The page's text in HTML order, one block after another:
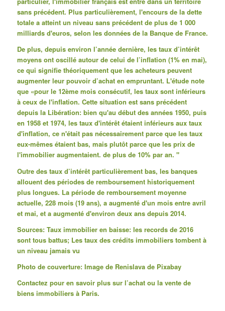
sans précédent. Plus particulièrement, l'encours de la dette
totale a atteint un niveau sans précédent de plus de 1 000
milliards d'euros, selon les données de la Banque de France.
De plus, depuis environ l’année dernière, les taux d’intérêt
moyens ont oscillé autour de celui de l’inflation (1% en mai),
ce qui signifie théoriquement que les acheteurs peuvent
augmenter leur pouvoir d’achat en empruntant. L'étude note
que «pour le 12ème mois consécutif, les taux sont inférieurs
à ceux de l'inflation. Cette situation est sans précédent
depuis la Libération: bien qu'au début des années 1950, puis
en 1958 et 1974, les taux d'intérêt étaient inférieurs aux taux
d'inflation, ce n'était pas nécessairement parce que les taux
eux-mêmes étaient bas, mais plutôt parce que les prix de
l'immobilier augmentaient. de plus de 10% par an. "
Outre des taux d’intérêt particulièrement bas, les banques
allouent des périodes de remboursement historiquement
plus longues. La période de remboursement moyenne
actuelle, 228 mois (19 ans), a augmenté d'un mois entre avril
et mai, et a augmenté d'environ deux ans depuis 2014.
Sources: Taux immobilier en baisse: les records de 2016
sont tous battus; Les taux des crédits immobiliers tombent à
un niveau jamais vu
Photo de couverture: Image de Renislava de Pixabay
Contactez pour en savoir plus sur l’achat ou la vente de
biens immobiliers à Paris.